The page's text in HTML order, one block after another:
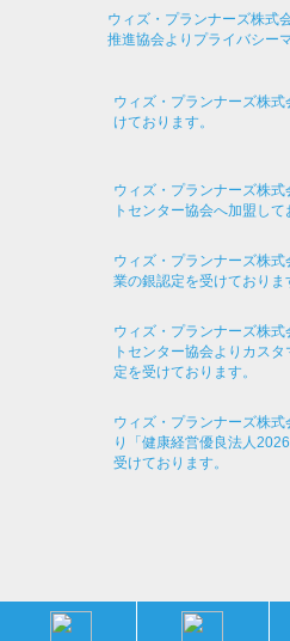
ウィズ・プランナーズ株式
推進協会よりプライバシー
ウィズ・プランナーズ株
けております。
ウィズ・プランナーズ株
トセンター協会へ加盟して
ウィズ・プランナーズ株
業の銀認定を受けておりま
ウィズ・プランナーズ株
トセンター協会よりカス
定を受けております。
ウィズ・プランナーズ株
り「健康経営優良法人
受けております。